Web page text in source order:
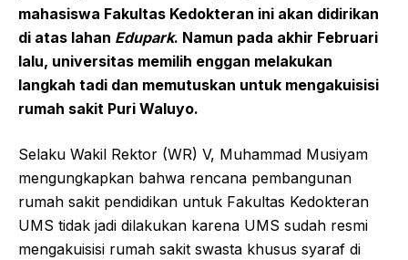
mahasiswa Fakultas Kedokteran ini akan didirikan
di atas lahan Edupark. Namun pada akhir Februari
lalu, universitas memilih enggan melakukan
langkah tadi dan memutuskan untuk mengakuisisi
rumah sakit Puri Waluyo.
Selaku Wakil Rektor (WR) V, Muhammad Musiyam
mengungkapkan bahwa rencana pembangunan
rumah sakit pendidikan untuk Fakultas Kedokteran
UMS tidak jadi dilakukan karena UMS sudah resmi
mengakuisisi rumah sakit swasta khusus syaraf di